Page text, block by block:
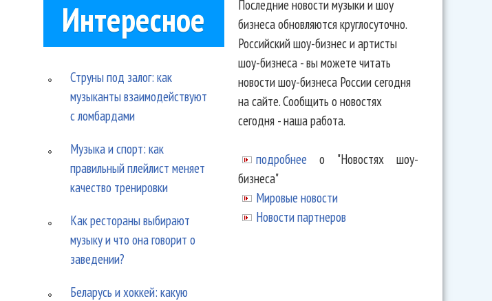
Интересное
Струны под залог: как
музыканты взаимодействуют
с ломбардами
Музыка и спорт: как
правильный плейлист меняет
качество тренировки
Как рестораны выбирают
музыку и что она говорит о
заведении?
Беларусь и хоккей: какую
Последние новости музыки и шоу
бизнеса обновляются круглосуточно.
Российский шоу-бизнес и артисты
шоу-бизнеса - вы можете читать
новости шоу-бизнеса России сегодня
на сайте. Сообщить о новостях
сегодня - наша работа.
подробнее о "Новостях шоу-
бизнеса"
Мировые новости
Новости партнеров